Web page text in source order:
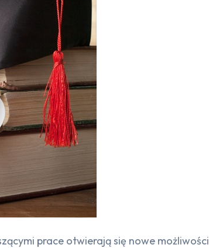
prace otwierają się nowe